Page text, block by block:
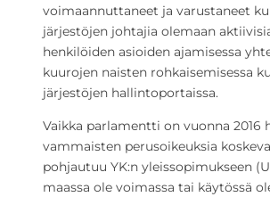
voimaannuttaneet ja varustaneet
järjestöjen johtajia olemaan
henkilöiden asioiden ajamisessa
kuurojen naisten rohkaisemisessa
järjestöjen hallintoportaissa.
Vaikka parlamentti on vuonna 2016
vammaisten perusoikeuksia
pohjautuu YK:n yleissopimukseen
maassa ole voimassa tai käytössä